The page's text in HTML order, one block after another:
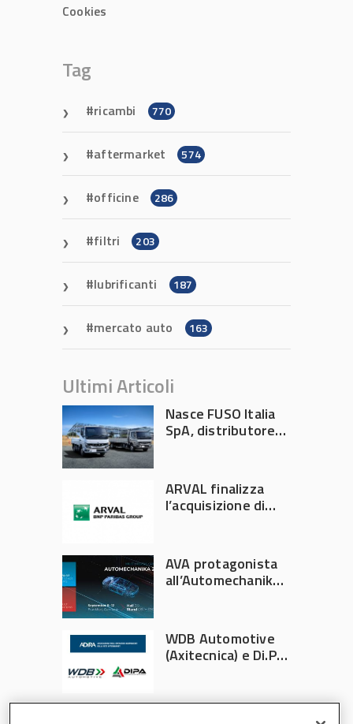
Cookies
Tag
ricambi 770
aftermarket 574
officine 286
filtri 203
lubrificanti 187
mercato auto 163
Ultimi Articoli
Nasce FUSO Italia
SpA, distributore
ARVAL finalizza
l’acquisizione di
AVA protagonista
all’Automechanika
WDB Automotive
(Axitecnica) e Di.Pa.